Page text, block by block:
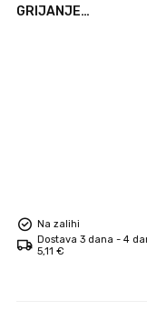
GRIJANJE
Na zalihi
Dostava 3 dana - 4
5,11 €